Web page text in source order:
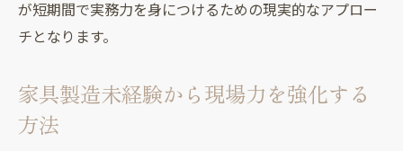
が短期間で実務力を身につけるための現実的なアプロー
チとなります。
家具製造未経験から現場力を強化する
方法